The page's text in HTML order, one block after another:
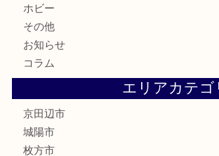
財布
バッグ
ブランド
時計
食器
金貨
記念メダル